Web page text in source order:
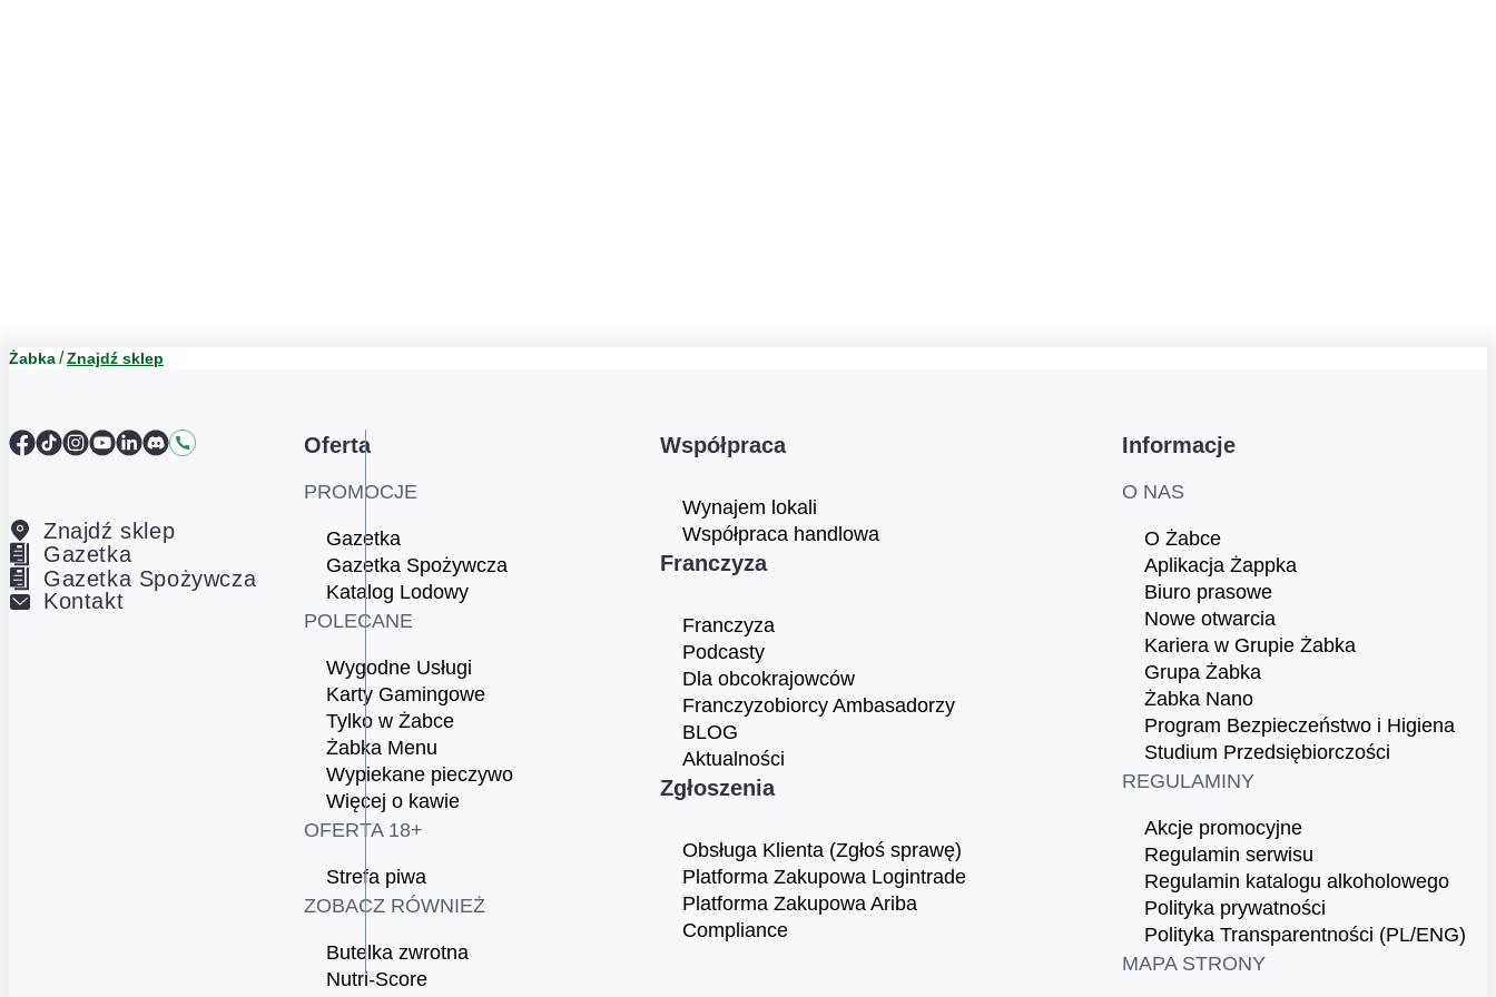
Żabka Znajdź sklep
Facebook
TikTokInstagram
YouTube
LinkedIn
DiscordKontakt
Znajdź sklep
Gazetka
Gazetka Spożywcza
Kontakt
Oferta
PROMOCJE
Gazetka
Gazetka Spożywcza
Katalog Lodowy
POLECANE
Wygodne Usługi
Karty Gamingowe
Tylko w Żabce
Żabka Menu
Wypiekane pieczywo
Więcej o kawie
OFERTA 18+
Strefa piwa
ZOBACZ RÓWNIEŻ
Butelka zwrotna
Nutri-Score
Współpraca
Wynajem lokali
Współpraca handlowa
Franczyza
Franczyza
Podcasty
Dla obcokrajowców
Franczyzobiorcy Ambasadorzy
BLOG
Aktualności
Zgłoszenia
Obsługa Klienta (Zgłoś sprawę)
Platforma Zakupowa Logintrade
Platforma Zakupowa Ariba
Compliance
Informacje
O NAS
O Żabce
Aplikacja Żappka
Biuro prasowe
Nowe otwarcia
Kariera w Grupie Żabka
Grupa Żabka
Żabka Nano
Program Bezpieczeństwo i Higiena
Studium Przedsiębiorczości
REGULAMINY
Akcje promocyjne
Regulamin serwisu
Regulamin katalogu alkoholowego
Polityka prywatności
Polityka Transparentności (PL/ENG)
MAPA STRONY